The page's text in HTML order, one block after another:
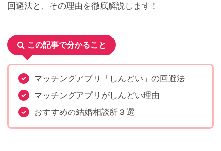
回避法と、その理由を徹底解説します！
この記事で分かること
マッチングアプリ「しんどい」の回避法
マッチングアプリがしんどい理由
おすすめの結婚相談所３選